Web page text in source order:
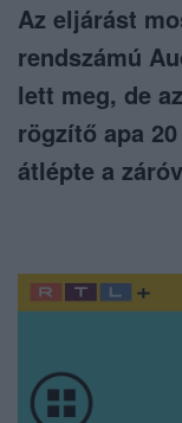
Az eljárást
rendszámú
lett meg, de
rögzítő apa
átlépte a